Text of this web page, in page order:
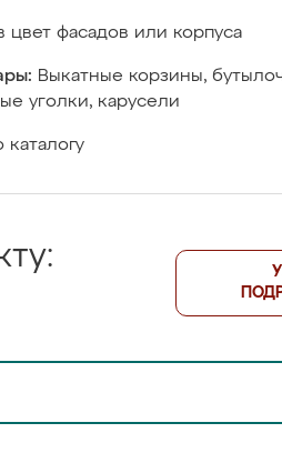
цвет фасадов или корпуса
Выкатные корзины,
уголки, карусели
каталогу